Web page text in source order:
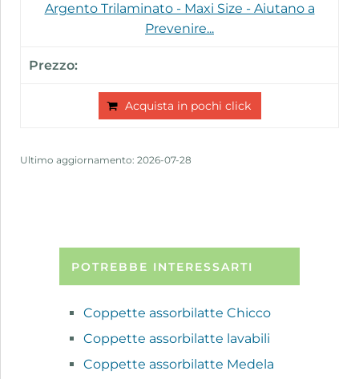
Argento Trilaminato - Maxi Size - Aiutano a
Prevenire...
Acquista in pochi click
Ultimo aggiornamento: 2026-07-28
POTREBBE INTERESSARTI
Coppette assorbilatte Chicco
Coppette assorbilatte lavabili
Coppette assorbilatte Medela